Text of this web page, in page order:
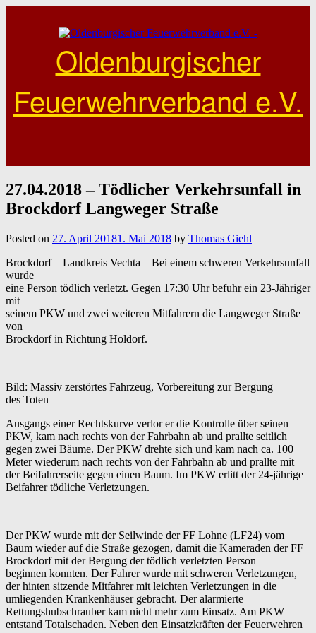
Oldenburgischer
Feuerwehrverband e.V.
27.04.2018 – Tödlicher Verkehrsunfall in
Brockdorf Langweger Straße
Posted on 27. April 20181. Mai 2018 by Thomas Giehl
Brockdorf – Landkreis Vechta – Bei einem schweren Verkehrsunfall
wurde
eine Person tödlich verletzt. Gegen 17:30 Uhr befuhr ein 23-Jähriger
mit
seinem PKW und zwei weiteren Mitfahrern die Langweger Straße
von
Brockdorf in Richtung Holdorf.
Bild: Massiv zerstörtes Fahrzeug, Vorbereitung zur Bergung
des Toten
Ausgangs einer Rechtskurve verlor er die Kontrolle über seinen
PKW, kam nach rechts von der Fahrbahn ab und prallte seitlich
gegen zwei Bäume. Der PKW drehte sich und kam nach ca. 100
Meter wiederum nach rechts von der Fahrbahn ab und prallte mit
der Beifahrerseite gegen einen Baum. Im PKW erlitt der 24-jährige
Beifahrer tödliche Verletzungen.
Der PKW wurde mit der Seilwinde der FF Lohne (LF24) vom
Baum wieder auf die Straße gezogen, damit die Kameraden der FF
Brockdorf mit der Bergung der tödlich verletzten Person
beginnen konnten. Der Fahrer wurde mit schweren Verletzungen,
der hinten sitzende Mitfahrer mit leichten Verletzungen in die
umliegenden Krankenhäuser gebracht. Der alarmierte
Rettungshubschrauber kam nicht mehr zum Einsatz. Am PKW
entstand Totalschaden. Neben den Einsatzkräften der Feuerwehren